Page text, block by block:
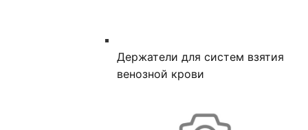
Держатели для систем взятия
венозной крови